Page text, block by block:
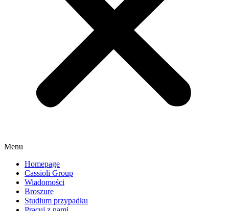
Menu
Homepage
Cassioli Group
Wiadomości
Broszure
Studium przypadku